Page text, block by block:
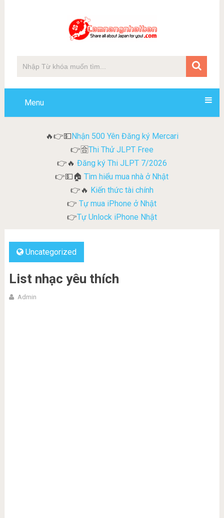
Menu
🔥👉💵Nhận 500 Yên Đăng ký Mercari
👉🈴Thi Thử JLPT Free
👉🔥 Đăng ký Thi JLPT 7/2026
👉💵🏠Tìm hiểu mua nhà ở Nhật
👉🔥 Kiến thức tài chính
👉 Tự mua iPhone ở Nhật
👉Tự Unlock iPhone Nhật
Uncategorized
List nhạc yêu thích
Admin